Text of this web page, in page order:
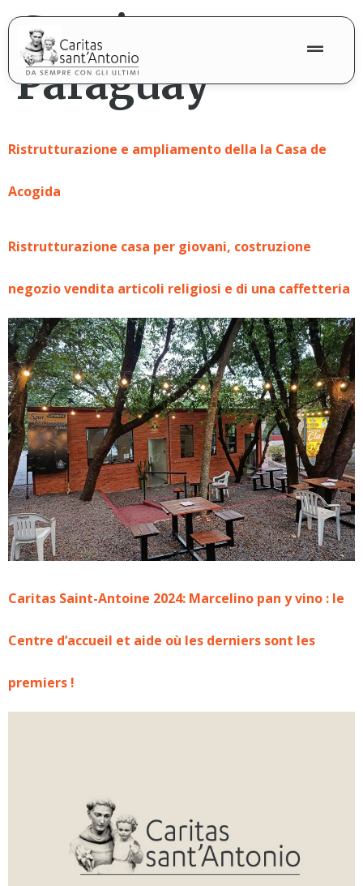
Continente:
Paraguay
Ristrutturazione e ampliamento della la Casa de
Acogida
Ristrutturazione casa per giovani, costruzione
negozio vendita articoli religiosi e di una caffetteria
Caritas Saint-Antoine 2024: Marcelino pan y vino : le
Centre d’accueil et aide où les derniers sont les
premiers !